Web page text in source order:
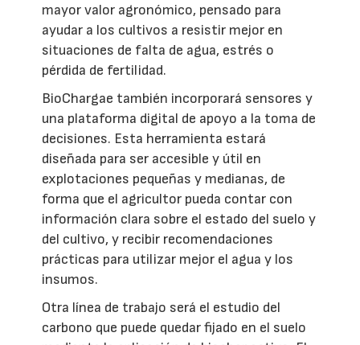
mayor valor agronómico, pensado para
ayudar a los cultivos a resistir mejor en
situaciones de falta de agua, estrés o
pérdida de fertilidad.
BioChargae también incorporará sensores y
una plataforma digital de apoyo a la toma de
decisiones. Esta herramienta estará
diseñada para ser accesible y útil en
explotaciones pequeñas y medianas, de
forma que el agricultor pueda contar con
información clara sobre el estado del suelo y
del cultivo, y recibir recomendaciones
prácticas para utilizar mejor el agua y los
insumos.
Otra línea de trabajo será el estudio del
carbono que puede quedar fijado en el suelo